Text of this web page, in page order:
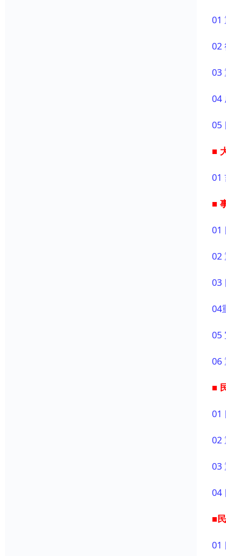
01
02
03
04
05
■
01
■
01
02
03
04
05
06
■
01
02
03
04
■
01